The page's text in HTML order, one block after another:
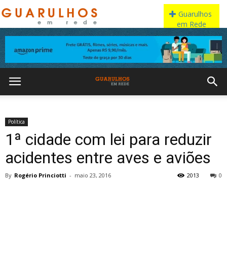
Política
1ª cidade com lei para reduzir
acidentes entre aves e aviões
By Rogério Princiotti - maio 23, 2016 0
2013